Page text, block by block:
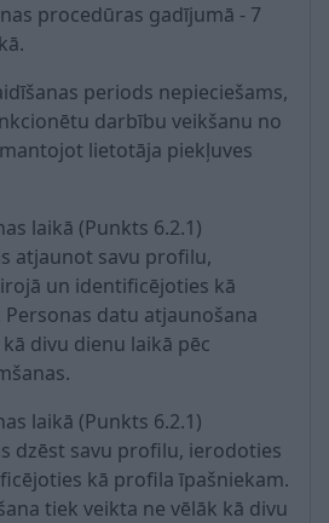
procedūras gadījumā - 7
periods nepieciešams,
darbību veikšanu no
lietotāja piekļuves
laikā (Punkts 6.2.1)
atjaunot savu profilu,
un identificējoties kā
datu atjaunošana
divu dienu laikā pēc
laikā (Punkts 6.2.1)
dzēst savu profilu, ierodoties
kā profila īpašniekam.
tiek veikta ne vēlāk kā divu